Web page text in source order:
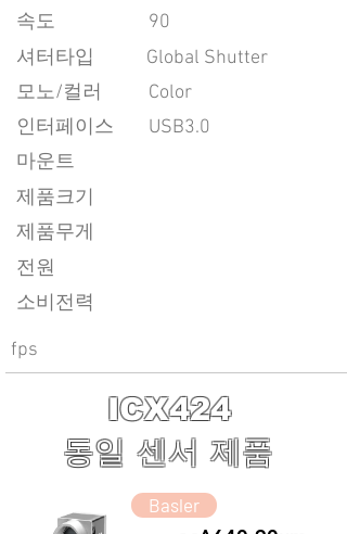
속도
90
​셔터타입
Global Shutter
모노/컬러
Color
인터페이스
USB3.0
마운트
제품크기
제품무게
전원
소비전력
fps
ICX424
동일 센서 제품
Basler